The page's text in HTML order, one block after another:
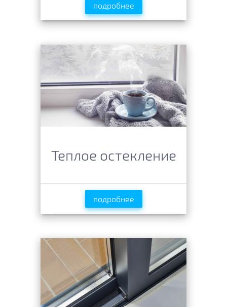
подробнее
Теплое остекление
подробнее